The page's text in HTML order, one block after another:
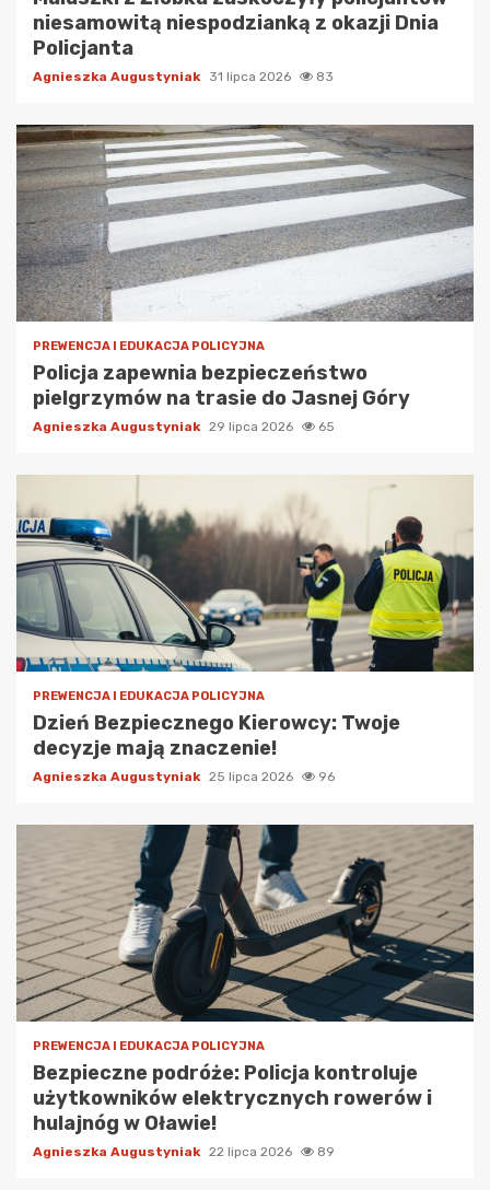
niesamowitą niespodzianką z okazji Dnia
Policjanta
Agnieszka Augustyniak 31 lipca 2026 83
PREWENCJA I EDUKACJA POLICYJNA
Policja zapewnia bezpieczeństwo
pielgrzymów na trasie do Jasnej Góry
Agnieszka Augustyniak 29 lipca 2026 65
PREWENCJA I EDUKACJA POLICYJNA
Dzień Bezpiecznego Kierowcy: Twoje
decyzje mają znaczenie!
Agnieszka Augustyniak 25 lipca 2026 96
PREWENCJA I EDUKACJA POLICYJNA
Bezpieczne podróże: Policja kontroluje
użytkowników elektrycznych rowerów i
hulajnóg w Oławie!
Agnieszka Augustyniak 22 lipca 2026 89